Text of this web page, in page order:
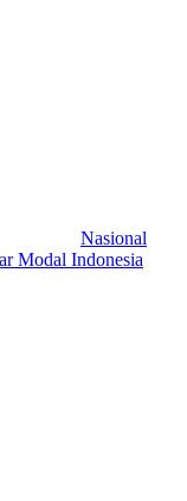
Nasional
Modal Indonesia